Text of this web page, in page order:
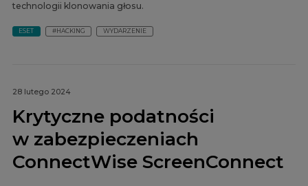
technologii klonowania głosu.
ESET #HACKING WYDARZENIE
28 lutego 2024
Krytyczne podatności
w zabezpieczeniach
ConnectWise ScreenConnect